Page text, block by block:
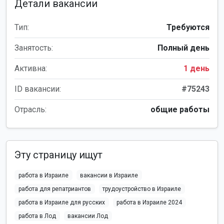
Детали вакансии
Тип: Требуются
Занятость: Полный день
Активна: 1 день
ID вакансии: #75243
Отрасль: общие работы
Эту страницу ищут
работа в Израиле
вакансии в Израиле
работа для репатриантов
трудоустройство в Израиле
работа в Израиле для русских
работа в Израиле 2024
работа в Лод
вакансии Лод